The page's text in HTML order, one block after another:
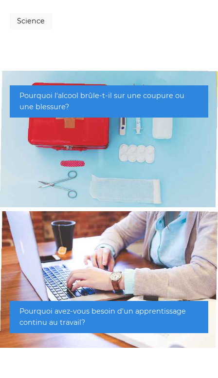
Science
Pourquoi l'alcool brûle-t-il sur une coupure ou
une blessure?
Pourquoi avez-vous besoin d'un apprentissage
continu au travail?